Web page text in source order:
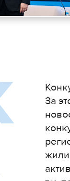
За